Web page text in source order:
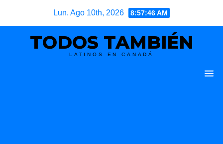
Lun. Ago 10th, 2026 8:57:47 AM
TODOS TAMBIÉN
LATINOS EN CANADÁ